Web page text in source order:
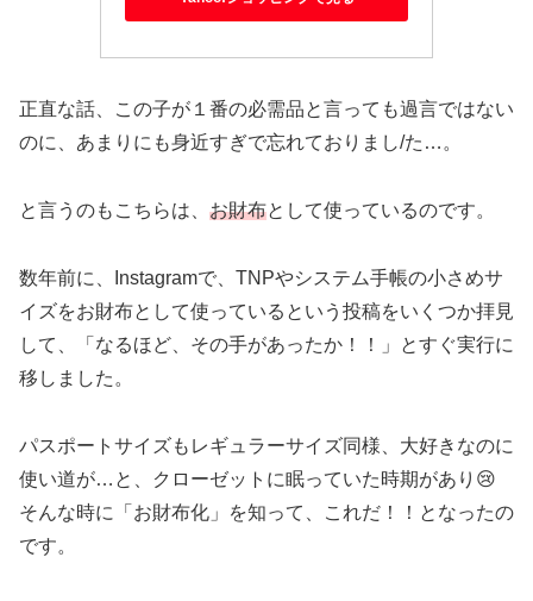
正直な話、この子が１番の必需品と言っても過言ではない
のに、あまりにも身近すぎで忘れておりまし/た…。
と言うのもこちらは、 お財布として使っているのです。
数年前に、Instagramで、TNPやシステム手帳の小さめサ
イズをお財布として使っているという投稿をいくつか拝見
して、「なるほど、その手があったか！！」とすぐ実行に
移しました。
パスポートサイズもレギュラーサイズ同様、大好きなのに
使い道が…と、クローゼットに眠っていた時期があり😢
そんな時に「お財布化」を知って、これだ！！となったの
です。